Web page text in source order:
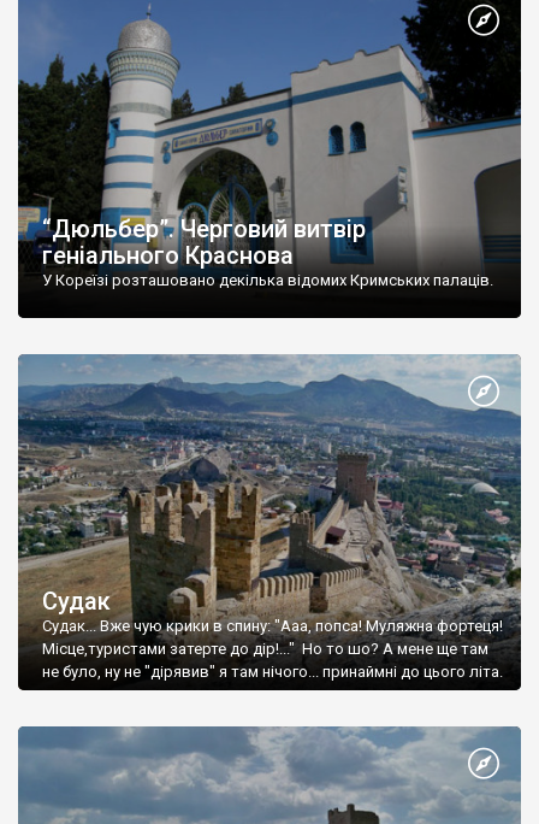
“Дюльбер”. Черговий витвір
геніального Краснова
У Кореїзі розташовано декілька відомих Кримських палаців.
Судак
Судак... Вже чую крики в спину: "Ааа, попса! Муляжна фортеця!
Місце,туристами затерте до дір!..." Но то шо? А мене ще там
не було, ну не "дірявив" я там нічого... принаймні до цього літа.